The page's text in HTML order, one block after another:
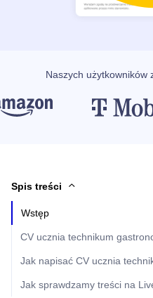
Naszych użytkowników
Spis treści
Wstęp
CV ucznia technikum
Jak napisać CV ucznia
Jak sprawdzamy treści na